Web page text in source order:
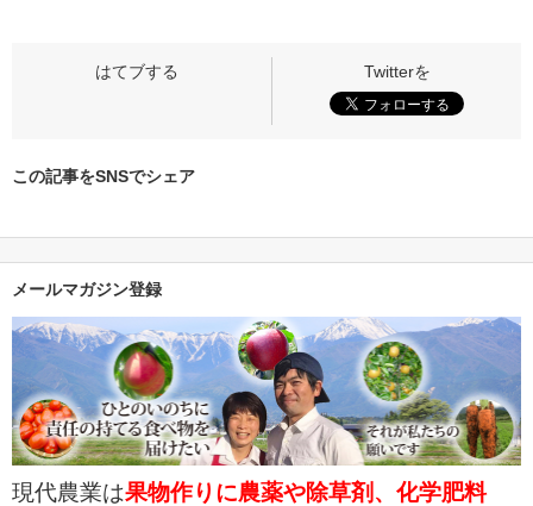
この記事をSNSでシェア
メールマガジン登録
現代農業は果物作りに農薬や除草剤、化学肥料